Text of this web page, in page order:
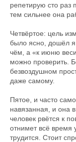
репетирую сто раз
тем сильнее она
Четвёртое: цель
было ясно, дошёл я
чём, а «к июню
можно проверить.
безвоздушном
даже самому.
Пятое, и часто
навязанная, и она
человек рвётся к
отнимет всё время
трудится. Стоит